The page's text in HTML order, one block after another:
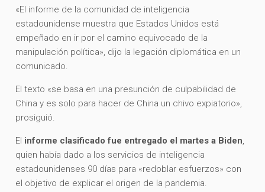
«El informe de la comunidad de inteligencia
estadounidense muestra que Estados Unidos está
empeñado en ir por el camino equivocado de la
manipulación política», dijo la legación diplomática en un
comunicado.
El texto «se basa en una presunción de culpabilidad de
China y es solo para hacer de China un chivo expiatorio»,
prosiguió.
El informe clasificado fue entregado el martes a Biden,
quien había dado a los servicios de inteligencia
estadounidenses 90 días para «redoblar esfuerzos» con
el objetivo de explicar el origen de la pandemia.